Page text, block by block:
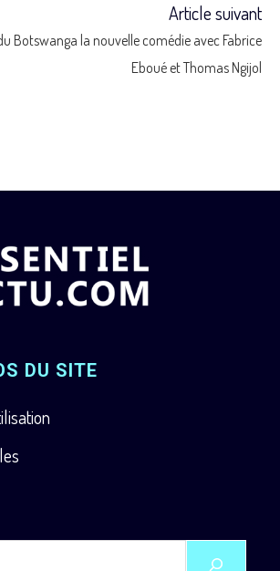
Article suivant
Botswanga la nouvelle comédie avec Fabrice
Eboué et Thomas Ngijol
DU SITE